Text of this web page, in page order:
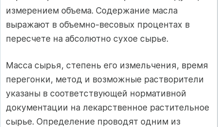
измерением объема. Содержание масла
выражают в объемно-весовых процентах в
пересчете на абсолютно сухое сырье.
Масса сырья, степень его измельчения, время
перегонки, метод и возможные растворители
указаны в соответствующей нормативной
документации на лекарственное растительное
сырье. Определение проводят одним из